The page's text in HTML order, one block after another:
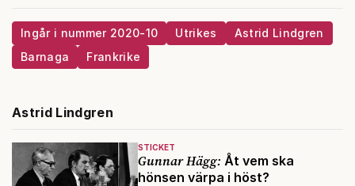
Ingår i nummer 2020-10 Utrikes
Astrid Lindgren
Barnaga
Frankrike
Astrid Lindgren
STICKET
Gunnar Hägg: Åt vem ska
hönsen värpa i höst?